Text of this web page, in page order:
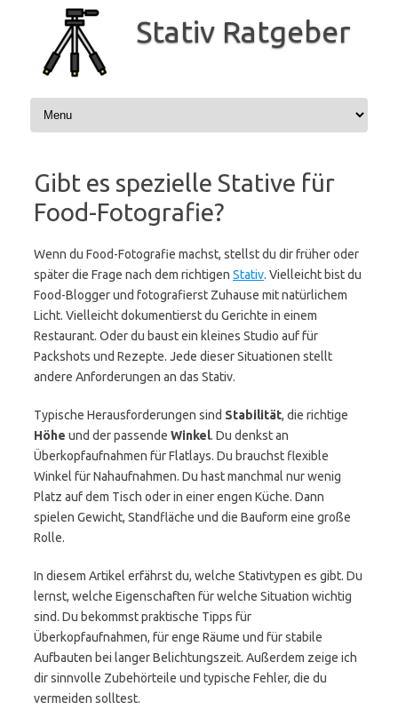
springen
Stativ Ratgeber
Gibt es spezielle Stative für
Food-Fotografie?
Wenn du Food-Fotografie machst, stellst du dir früher oder
später die Frage nach dem richtigen Stativ. Vielleicht bist du
Food-Blogger und fotografierst Zuhause mit natürlichem
Licht. Vielleicht dokumentierst du Gerichte in einem
Restaurant. Oder du baust ein kleines Studio auf für
Packshots und Rezepte. Jede dieser Situationen stellt
andere Anforderungen an das Stativ.
Typische Herausforderungen sind Stabilität, die richtige
Höhe und der passende Winkel. Du denkst an
Überkopfaufnahmen für Flatlays. Du brauchst flexible
Winkel für Nahaufnahmen. Du hast manchmal nur wenig
Platz auf dem Tisch oder in einer engen Küche. Dann
spielen Gewicht, Standfläche und die Bauform eine große
Rolle.
In diesem Artikel erfährst du, welche Stativtypen es gibt. Du
lernst, welche Eigenschaften für welche Situation wichtig
sind. Du bekommst praktische Tipps für
Überkopfaufnahmen, für enge Räume und für stabile
Aufbauten bei langer Belichtungszeit. Außerdem zeige ich
dir sinnvolle Zubehörteile und typische Fehler, die du
vermeiden solltest.